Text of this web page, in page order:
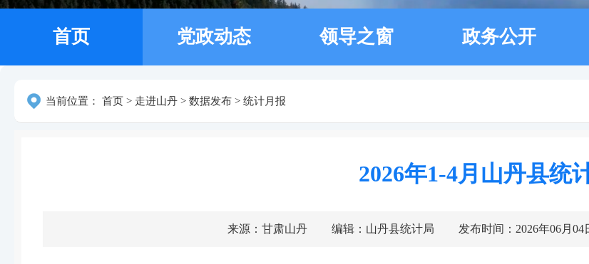
首页 党政动态 领导之窗 政务公开
当前位置： 首页 > 走进山丹 > 数据发布 > 统计月报
2026年1-4月山丹县统
来源：甘肃山丹 编辑：山丹县统计局 发布时间：2026年06月04